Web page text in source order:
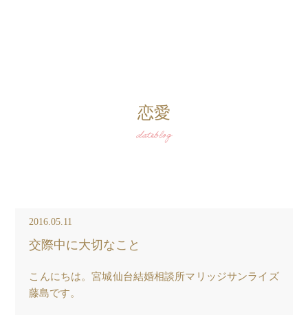
恋愛
dateblog
2016.05.11
交際中に大切なこと
こんにちは。宮城仙台結婚相談所マリッジサンライズ
藤島です。